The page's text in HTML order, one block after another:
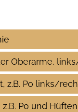
Oberarme,
z.B. Po links/
z.B. Po und